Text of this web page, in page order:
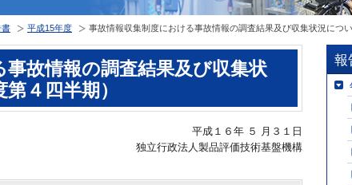
書 平成15年度 事故情報収集制度における事故情報の調査結果及び収集状況につ
故情報の調査結果及び収集状
４四半期）
平成１６年 ５ 月３１日
独立行政法人製品評価技術基盤機構
報